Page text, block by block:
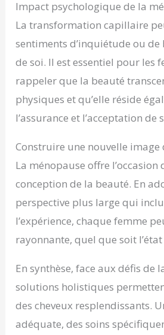
Impact psychologique de la
La transformation capillaire
sentiments d’inquiétude ou de
de soi. Il est essentiel pour les
rappeler que la beauté
physiques et qu’elle réside
l’assurance et l’acceptation de
Construire une nouvelle image
La ménopause offre l’occasion
conception de la beauté. En
perspective plus large qui
l’expérience, chaque femme
rayonnante, quel que soit
En synthèse, face aux défis de
solutions holistiques
des cheveux resplendissants.
adéquate, des soins